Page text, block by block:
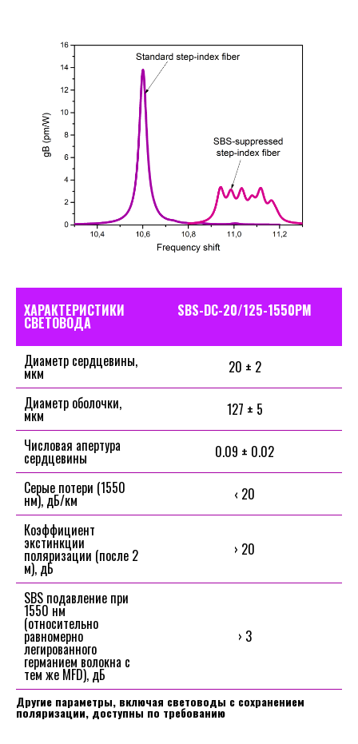
ХАРАКТЕРИСТИКИ
СВЕТОВОДА
SBS-DC-20/125-1550PM
Диаметр сердцевины,
мкм
20 ± 2
Диаметр оболочки,
мкм
127 ± 5
Числовая апертура
сердцевины
0.09 ± 0.02
Серые потери (1550
нм), дБ/км
‹ 20
Коэффициент
экстинкции
поляризации (после 2
м), дБ
› 20
SBS подавление при
1550 нм
(относительно
равномерно
легированного
германием волокна с
тем же MFD), дБ
› 3
Другие параметры, включая световоды с сохранением
поляризации, доступны по требованию